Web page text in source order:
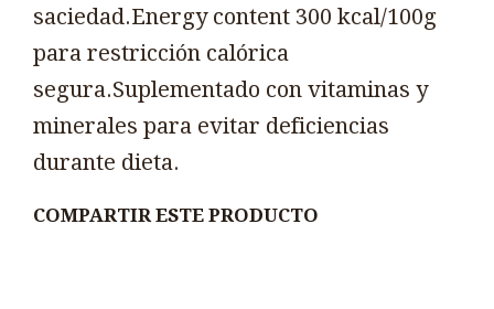
saciedad.Energy content 300 kcal/100g
para restricción calórica
segura.Suplementado con vitaminas y
minerales para evitar deficiencias
durante dieta.
COMPARTIR ESTE PRODUCTO